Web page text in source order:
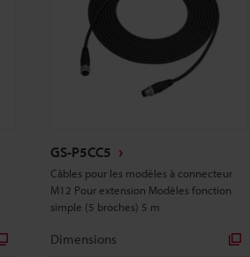
GS-P5CC5
Câbles pour les modèles à connecteur
M12 Pour extension Modèles fonction
simple (5 broches) 5 m
Dimensions